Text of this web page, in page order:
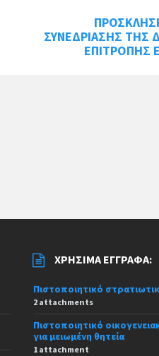
ΣΥΝΕΔΡΙΑΣΗΣ ΤΗΣ
ΕΠΙΤΡΟΠΗΣ
ΧΡΉΣΙΜΑ ΈΓΓΡΑΦΑ:
Πιστοποιητικό
2 attachments
Πιστοποιητικό
για μειωμένη θητεία
1 attachment